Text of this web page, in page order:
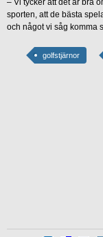
– Vi tycker att det är bra
sporten, att de bästa
och något vi såg komma
golfstjärnor